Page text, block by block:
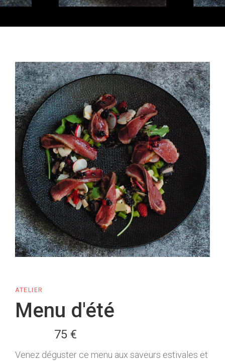
ATELIER
Menu d'été
75 €
Venez déguster ce menu aux saveurs estivales et